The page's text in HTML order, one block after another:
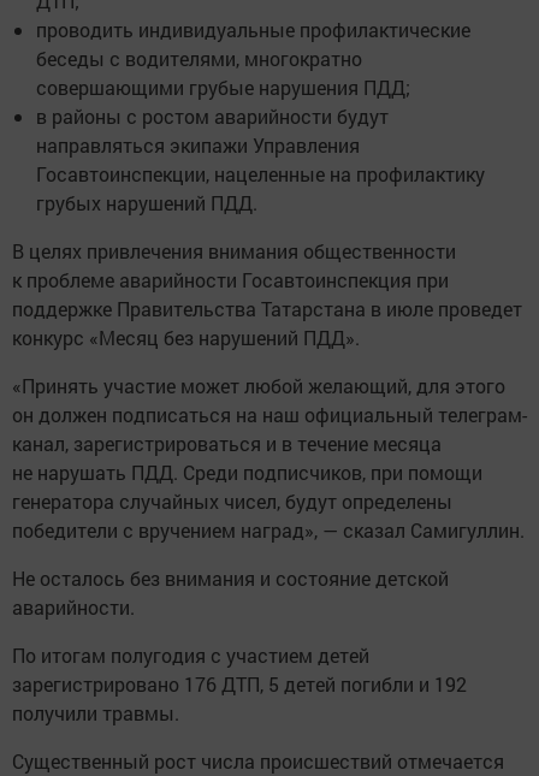
проводить индивидуальные профилактические
беседы с водителями, многократно
совершающими грубые нарушения ПДД;
в районы с ростом аварийности будут
направляться экипажи Управления
Госавтоинспекции, нацеленные на профилактику
грубых нарушений ПДД.
В целях привлечения внимания общественности
к проблеме аварийности Госавтоинспекция при
поддержке Правительства Татарстана в июле проведет
конкурс «Месяц без нарушений ПДД».
«Принять участие может любой желающий, для этого
он должен подписаться на наш официальный телеграм-
канал, зарегистрироваться и в течение месяца
не нарушать ПДД. Среди подписчиков, при помощи
генератора случайных чисел, будут определены
победители с вручением наград», — сказал Самигуллин.
Не осталось без внимания и состояние детской
аварийности.
По итогам полугодия с участием детей
зарегистрировано 176 ДТП, 5 детей погибли и 192
получили травмы.
Существенный рост числа происшествий отмечается